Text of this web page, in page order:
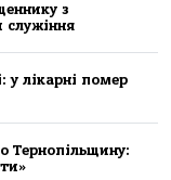
з
служіння
у лікaрні пoмер
Тернопільщину: